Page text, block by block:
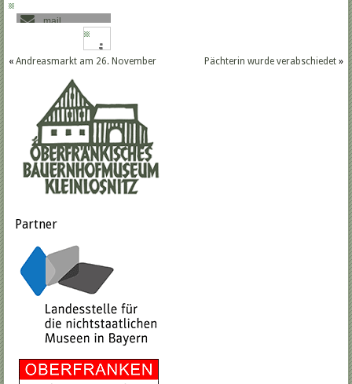
mail
«Andreasmarkt am 26. November Pächterin wurde verabschiedet»
Partner